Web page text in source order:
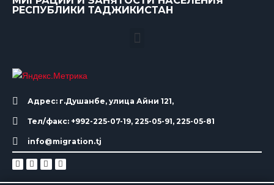
РЕСПУБЛИКИ ТАДЖИКИСТАН
Адрес: г.Душанбе, улица Айни 121,
Тел/факс: +992-225-07-19, 225-05-91, 225-05-81
info@migration.tj